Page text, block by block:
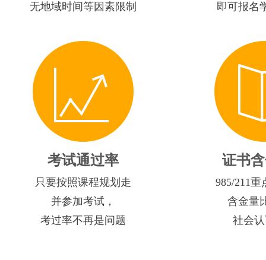
无地域时间等因素限制
即可报名
考试通过率
只要按照课程规划走
并参加考试，
考过率不再是问题
证书
985/211重
含金量
社会